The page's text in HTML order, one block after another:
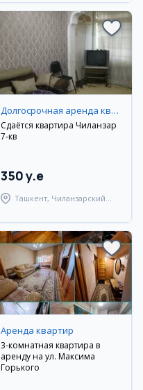
Долгосрочная аренда квартир
Сдаётся квартира Чиланзар
7-кв
350 y.e
Ташкент, Чиланзарский
Аренда квартир
3-комнатная квартира в
аренду на ул. Максима
Горького